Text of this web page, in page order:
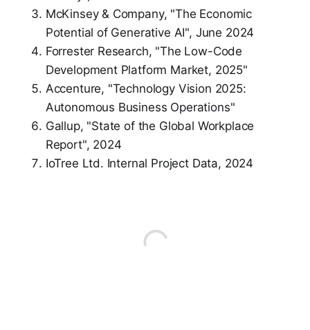
McKinsey & Company, "The Economic
Potential of Generative AI", June 2024
Forrester Research, "The Low-Code
Development Platform Market, 2025"
Accenture, "Technology Vision 2025:
Autonomous Business Operations"
Gallup, "State of the Global Workplace
Report", 2024
IoTree Ltd. Internal Project Data, 2024